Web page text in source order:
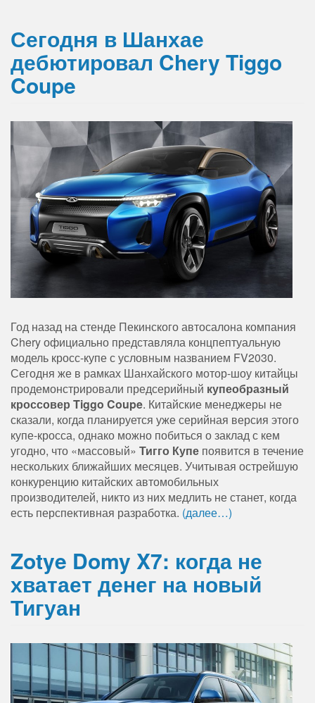
Сегодня в Шанхае
дебютировал Chery Tiggo
Coupe
Год назад на стенде Пекинского автосалона компания
Chery официально представляла концпептуальную
модель кросс-купе с условным названием FV2030.
Сегодня же в рамках Шанхайского мотор-шоу китайцы
продемонстрировали предсерийный купеобразный
кроссовер Tiggo Coupe. Китайские менеджеры не
сказали, когда планируется уже серийная версия этого
купе-кросса, однако можно побиться о заклад с кем
угодно, что «массовый» Тигго Купе появится в течение
нескольких ближайших месяцев. Учитывая острейшую
конкуренцию китайских автомобильных
производителей, никто из них медлить не станет, когда
есть перспективная разработка. (далее…)
Zotye Domy X7: когда не
хватает денег на новый
Тигуан